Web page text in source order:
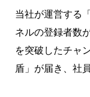
当社が運営する
ネルの登録者数
を突破したチャ
盾」が届き、社